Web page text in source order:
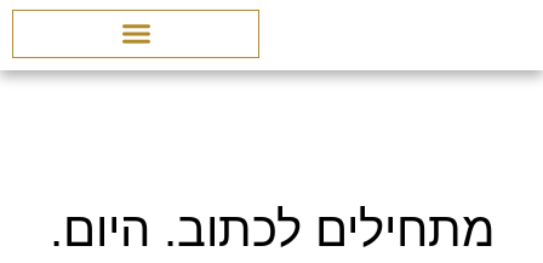
מתחילים לכתוב. היום.